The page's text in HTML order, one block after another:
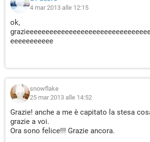
4 mar 2013 alle 12:15
ok,
eeeeeeeeeee
snowflake
25 mar 2013 alle 14:52
Grazie! anche a me è capitato la stesa
grazie a voi.
Ora sono felice!!! Grazie ancora.